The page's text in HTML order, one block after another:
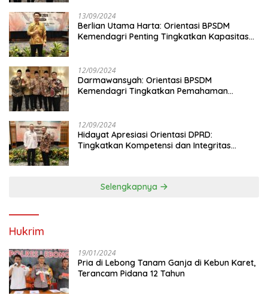
13/09/2024
Berlian Utama Harta: Orientasi BPSDM
Kemendagri Penting Tingkatkan Kapasitas
12/09/2024
Darmawansyah: Orientasi BPSDM
Kemendagri Tingkatkan Pemahaman
12/09/2024
Hidayat Apresiasi Orientasi DPRD:
Tingkatkan Kompetensi dan Integritas
Selengkapnya
Hukrim
19/01/2024
Pria di Lebong Tanam Ganja di Kebun Karet,
Terancam Pidana 12 Tahun